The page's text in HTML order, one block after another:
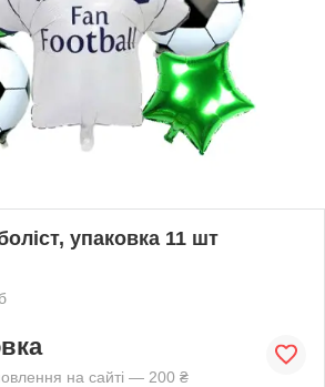
упаковка 11 шт
на сайті — 200 ₴